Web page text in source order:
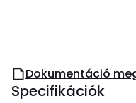
Dokumentáció
Specifikációk